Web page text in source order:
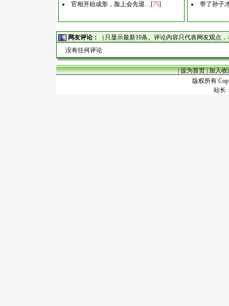
官相开始成形，脸上会先退…[75] 带了孙子
网友评论：
（只显示最新10条。评论内容只代表网友观点
没有任何评论
|设为首页|加入收
版权所有
站长